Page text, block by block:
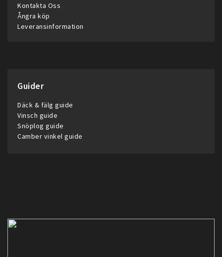
Kontakta Oss
Ångra köp
Leveransinformation
Guider
Däck & fälg guide
Vinsch guide
Snöplog guide
Camber vinkel guide